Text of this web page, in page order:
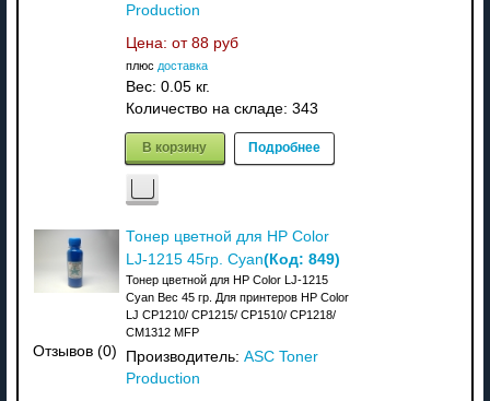
Production
Цена: от 88 руб
плюс доставка
Вес: 0.05 кг.
Количество на складе: 343
В корзину Подробнее
Отзывов (0)
Тонер цветной для HP Color
LJ-1215 45гр. Cyan(Код: 849)
Тонер цветной для HP Color LJ-1215
Cyan Вес 45 гр. Для принтеров HP Color
LJ CP1210/ CP1215/ CP1510/ CP1218/
CM1312 MFP
Производитель: ASC Toner
Production